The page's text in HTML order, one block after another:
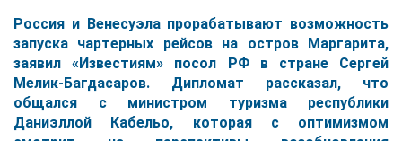
Россия и Венесуэла прорабатывают возможность
запуска чартерных рейсов на остров Маргарита,
заявил «Известиям» посол РФ в стране Сергей
Мелик-Багдасаров. Дипломат рассказал, что
общался с министром туризма республики
Даниэллой Кабельо, которая с оптимизмом